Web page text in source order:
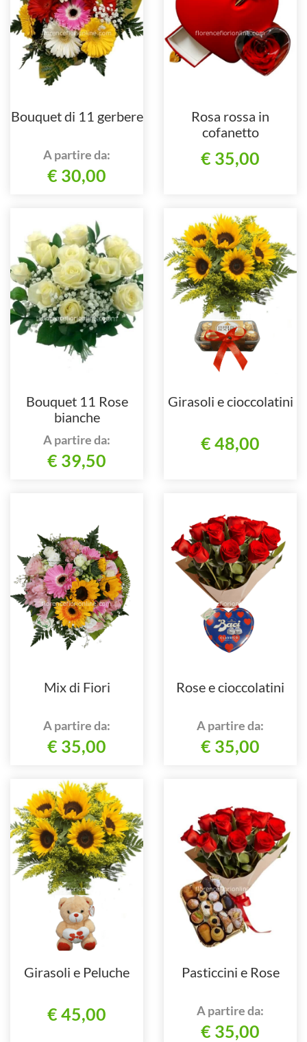
Bouquet di 11 gerbere
A partire da:
€ 30,00
Rosa rossa in
cofanetto
€ 35,00
Bouquet 11 Rose
bianche
A partire da:
€ 39,50
Girasoli e cioccolatini
€ 48,00
Mix di Fiori
A partire da:
€ 35,00
Rose e cioccolatini
A partire da:
€ 35,00
Girasoli e Peluche
€ 45,00
Pasticcini e Rose
A partire da:
€ 35,00